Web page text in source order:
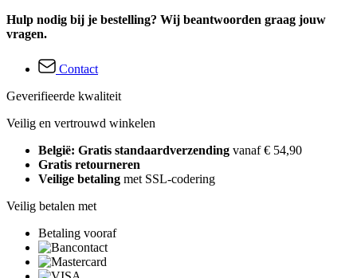
Hulp nodig bij je bestelling? Wij beantwoorden graag jouw
vragen.
Contact
Geverifieerde kwaliteit
Veilig en vertrouwd winkelen
België: Gratis standaardverzending vanaf € 54,90
Gratis retourneren
Veilige betaling met SSL-codering
Veilig betalen met
Betaling vooraf